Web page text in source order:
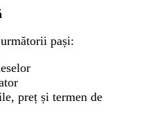
pași:
preț și termen de